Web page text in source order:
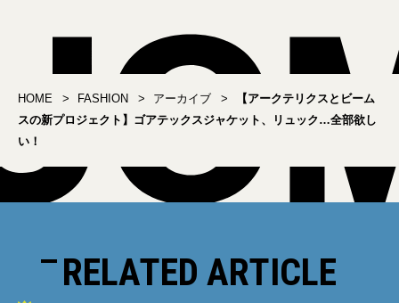
HOME FASHION アーカイブ
【アークテリクスとビーム
スの新プロジェクト】ゴアテックスジャケット、リュック…全部欲し
い！
RELATED ARTICLE